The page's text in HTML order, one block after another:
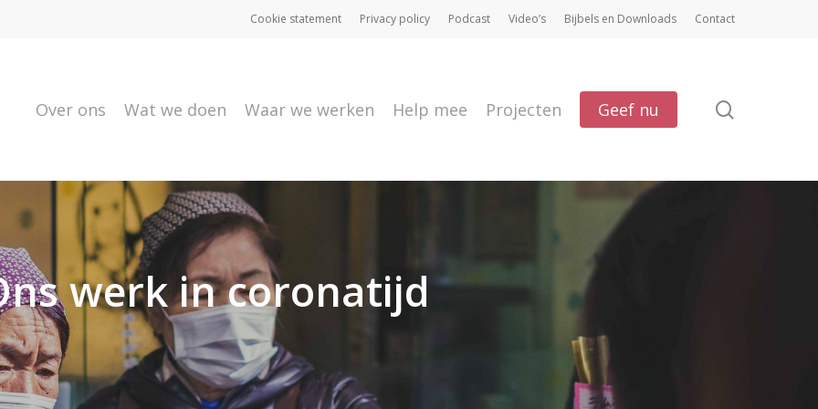
Cookie statement Privacy policy Podcast Video’s Bijbels en Downloads Contact
Over ons Wat we doen Waar we werken Help mee Projecten Geef nu
werk in coronatijd